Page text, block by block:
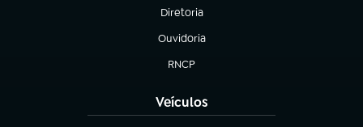
Diretoria
(abre em nova aba)
Ouvidoria
(abre em nova aba)
RNCP
(abre em nova aba)
Veículos